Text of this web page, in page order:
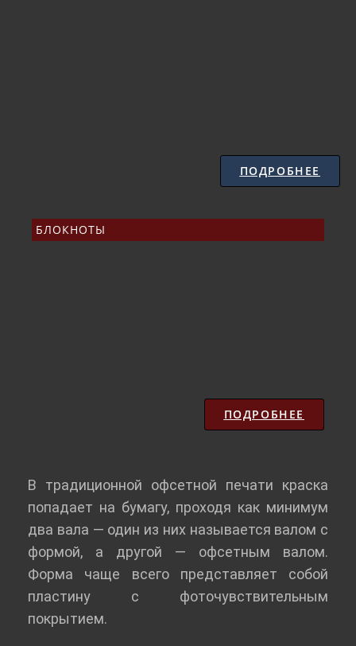
ПОДРОБНЕЕ
БЛОКНОТЫ
ПОДРОБНЕЕ
В традиционной офсетной печати краска
попадает на бумагу, проходя как минимум
два вала — один из них называется валом с
формой, а другой — офсетным валом.
Форма чаще всего представляет собой
пластину с фоточувствительным
покрытием.